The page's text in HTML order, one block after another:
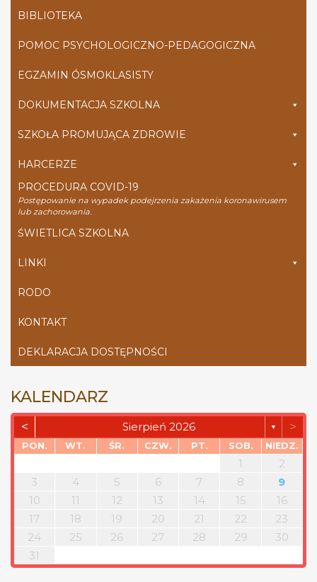
BIBLIOTEKA
POMOC PSYCHOLOGICZNO-PEDAGOGICZNA
EGZAMIN ÓSMOKLASISTY
DOKUMENTACJA SZKOLNA
SZKOŁA PROMUJĄCA ZDROWIE
HARCERZE
PROCEDURA COVID-19
Postępowanie na wypadek podejrzenia zakażenia koronawirusem
lub zachorowania.
ŚWIETLICA SZKOLNA
LINKI
RODO
KONTAKT
DEKLARACJA DOSTĘPNOŚCI
KALENDARZ
< Sierpień 2026 ▼ >
PON. WT. ŚR. CZW. PT. SOB. NIEDZ.
1
2
3
4 5 6 7 8
9
10
11 12 13 14 15
16
17
18 19 20 21 22
23
24
25 26 27 28 29
30
31